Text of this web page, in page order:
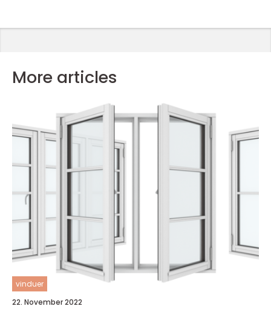
More articles
vinduer
22. November 2022